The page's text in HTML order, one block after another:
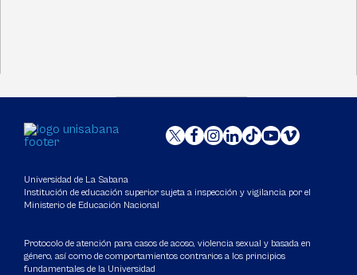
Universidad de La Sabana
Institución de educación superior sujeta a inspección y vigilancia por el
Ministerio de Educación Nacional
Protocolo de atención para casos de acoso, violencia sexual y basada en
género, así como de comportamientos contrarios a los principios
fundamentales de la Universidad